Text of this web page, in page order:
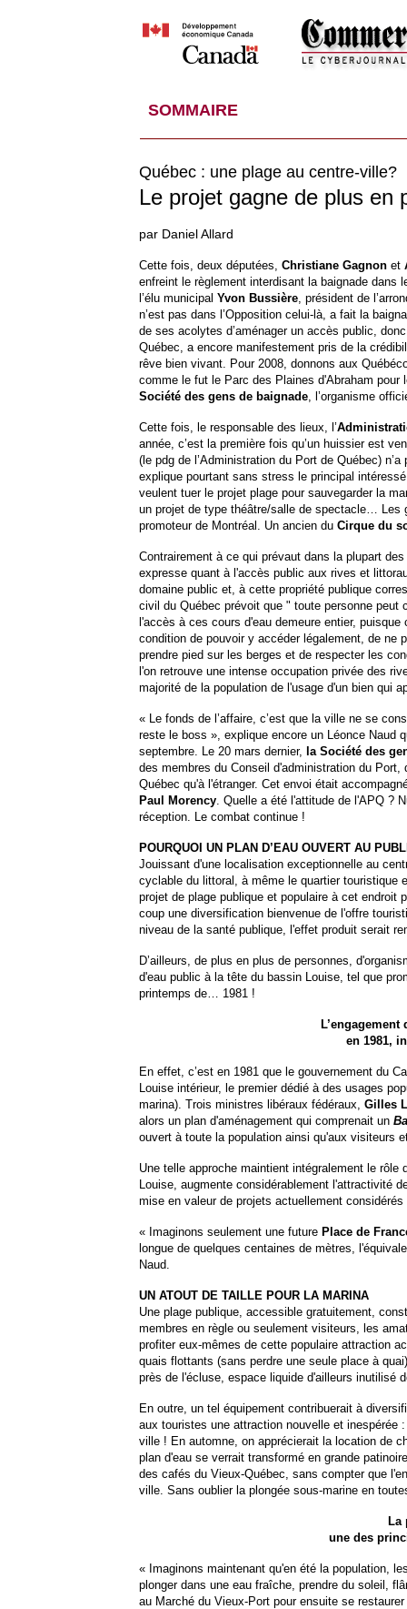
SOMMAIRE
Québec : une plage au centre-ville?
Le projet gagne de plus en
par Daniel Allard
Cette fois, deux députées, Christiane Gagnon et
enfreint le règlement interdisant la baignade dans
l’élu municipal Yvon Bussière, président de
n’est pas dans l’Opposition celui-là, a fait la
de ses acolytes d’aménager un accès public,
Québec, a encore manifestement pris de la
rêve bien vivant. Pour 2008, donnons aux
comme le fut le Parc des Plaines d'Abraham
Société des gens de baignade, l’organisme
Cette fois, le responsable des lieux, l’
année, c’est la première fois qu’un huissier est
(le pdg de l’Administration du Port de Québec)
explique pourtant sans stress le principal
veulent tuer le projet plage pour sauvegarder la
un projet de type théâtre/salle de spectacle… Les
promoteur de Montréal. Un ancien du Cirque du
Contrairement à ce qui prévaut dans la plupart
expresse quant à l'accès public aux rives et
domaine public et, à cette propriété publique
civil du Québec prévoit que " toute personne
l'accès à ces cours d'eau demeure entier,
condition de pouvoir y accéder légalement, de ne
prendre pied sur les berges et de respecter les
l'on retrouve une intense occupation privée des
majorité de la population de l'usage d'un bien qui
« Le fonds de l’affaire, c’est que la ville ne se
reste le boss », explique encore un Léonce Naud
septembre. Le 20 mars dernier, la Société des
des membres du Conseil d'administration du
Québec qu'à l'étranger. Cet envoi était
Paul Morency. Quelle a été l'attitude de l'APQ ?
réception. Le combat continue !
POURQUOI UN PLAN D’EAU OUVERT AU
Jouissant d'une localisation exceptionnelle au
cyclable du littoral, à même le quartier
projet de plage publique et populaire à cet endroit
coup une diversification bienvenue de l'offre
niveau de la santé publique, l'effet produit serait
D’ailleurs, de plus en plus de personnes,
d'eau public à la tête du bassin Louise, tel que
printemps de… 1981 !
en 1981,
En effet, c’est en 1981 que le gouvernement du
Louise intérieur, le premier dédié à des usages
marina). Trois ministres libéraux fédéraux, Gilles
alors un plan d'aménagement qui comprenait un
ouvert à toute la population ainsi qu'aux visiteurs
Une telle approche maintient intégralement le
Louise, augmente considérablement l'attractivité
mise en valeur de projets actuellement
« Imaginons seulement une future Place de
longue de quelques centaines de mètres,
Naud.
UN ATOUT DE TAILLE POUR LA MARINA
Une plage publique, accessible gratuitement,
membres en règle ou seulement visiteurs, les
profiter eux-mêmes de cette populaire attraction
quais flottants (sans perdre une seule place à
près de l'écluse, espace liquide d'ailleurs inutilisé
En outre, un tel équipement contribuerait à
aux touristes une attraction nouvelle et
ville ! En automne, on apprécierait la location de
plan d'eau se verrait transformé en grande
des cafés du Vieux-Québec, sans compter que
ville. Sans oublier la plongée sous-marine en
La
une des
« Imaginons maintenant qu'en été la population,
plonger dans une eau fraîche, prendre du soleil,
au Marché du Vieux-Port pour ensuite se